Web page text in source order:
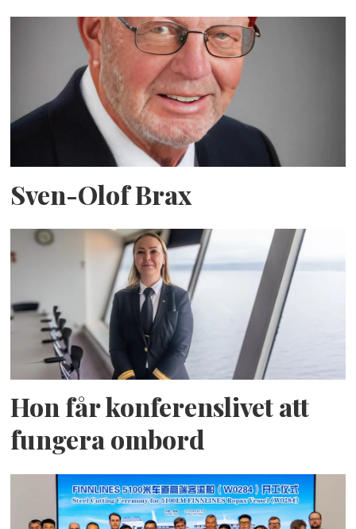
Sven-Olof Brax
Hon får konferenslivet att
fungera ombord